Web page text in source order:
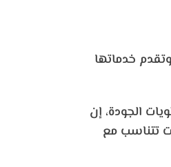
خدماتها
الجودة، إن
تتناسب مع